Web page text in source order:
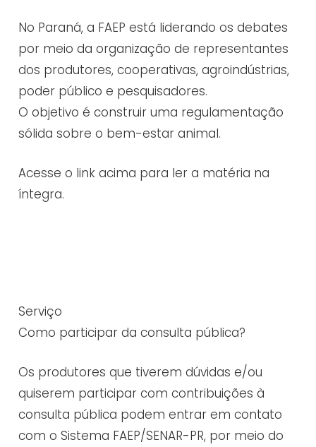
No Paraná, a FAEP está liderando os debates
por meio da organização de representantes
dos produtores, cooperativas, agroindústrias,
poder público e pesquisadores.
O objetivo é construir uma regulamentação
sólida sobre o bem-estar animal.
Acesse o link acima para ler a matéria na
íntegra.
Serviço
Como participar da consulta pública?
Os produtores que tiverem dúvidas e/ou
quiserem participar com contribuições à
consulta pública podem entrar em contato
com o Sistema FAEP/SENAR-PR, por meio do